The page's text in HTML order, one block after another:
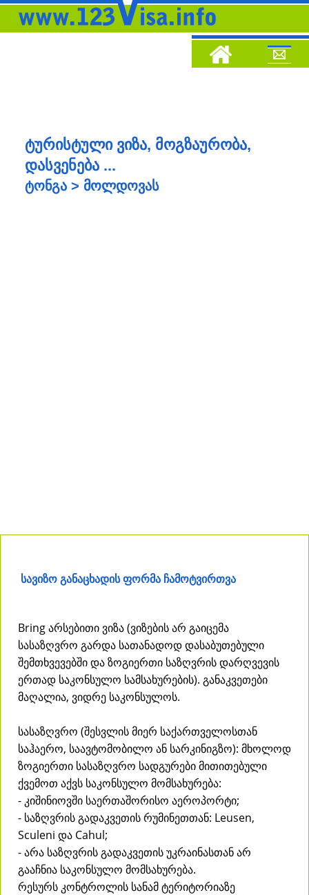
ტურისტული ვიზა, მოგზაურობა,
დასვენება ...
ტონგა > მოლდოვას
სავიზო განაცხადის ფორმა ჩამოტვირთვა
Bring არსებითი ვიზა (ვიზების არ გაიცემა
სასაზღვრო გარდა სათანადოდ დასაბუთებული
შემთხვევებში და ზოგიერთი საზღვრის დარღვევის
ერთად საკონსულო სამსახურების). განაკვეთები
მაღალია, ვიდრე საკონსულოს.
სასაზღვრო (შესვლის მიერ საქართველოსთან
საჰაერო, საავტომობილო ან სარკინიგზო): მხოლოდ
ზოგიერთი სასაზღვრო სადგურები მითითებული
ქვემოთ აქვს საკონსულო მომსახურება:
- კიშინიოვში საერთაშორისო აეროპორტი;
- საზღვრის გადაკვეთის რუმინეთთან: Leusen,
Sculeni და Cahul;
- არა საზღვრის გადაკვეთის უკრაინასთან არ
გააჩნია საკონსულო მომსახურება.
რესურს კონტროლის სანამ ტერიტორიაზე